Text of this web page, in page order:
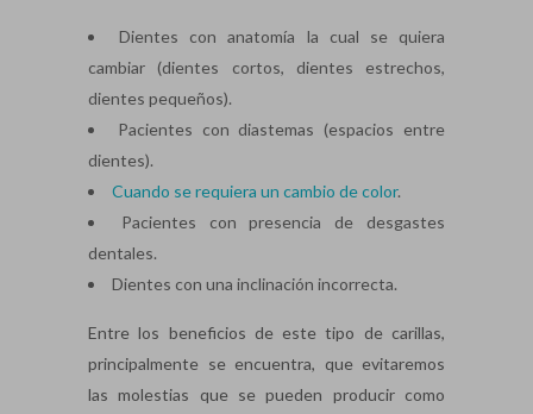
Dientes con anatomía la cual se quiera
cambiar (dientes cortos, dientes estrechos,
dientes pequeños).
Pacientes con diastemas (espacios entre
dientes).
Cuando se requiera un cambio de color.
Pacientes con presencia de desgastes
dentales.
Dientes con una inclinación incorrecta.
Entre los beneficios de este tipo de carillas,
principalmente se encuentra, que evitaremos
las molestias que se pueden producir como